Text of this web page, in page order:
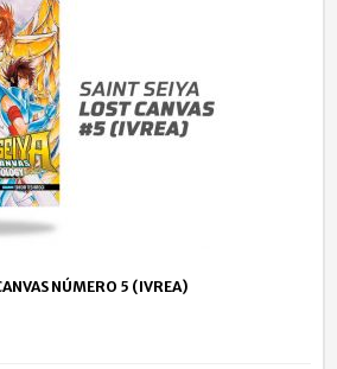
NÚMERO 5 (IVREA)